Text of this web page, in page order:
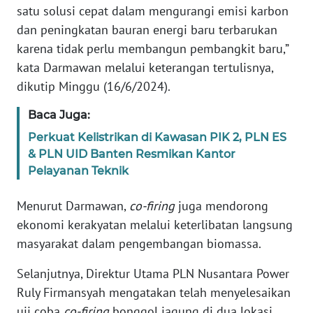
satu solusi cepat dalam mengurangi emisi karbon
dan peningkatan bauran energi baru terbarukan
karena tidak perlu membangun pembangkit baru,”
kata Darmawan melalui keterangan tertulisnya,
dikutip Minggu (16/6/2024).
Baca Juga:
Perkuat Kelistrikan di Kawasan PIK 2, PLN ES
& PLN UID Banten Resmikan Kantor
Pelayanan Teknik
Menurut Darmawan, co-firingjuga mendorong
ekonomi kerakyatan melalui keterlibatan langsung
masyarakat dalam pengembangan biomassa.
Selanjutnya, Direktur Utama PLN Nusantara Power
Ruly Firmansyah mengatakan telah menyelesaikan
WN
SERAMBI
WN
JAMBI
WN
SULTRA
NTB
WN
WN